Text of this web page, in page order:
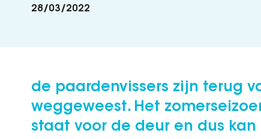
28/03/2022
de paardenvissers zijn terug
weggeweest. Het
staat voor de deur en dus kan